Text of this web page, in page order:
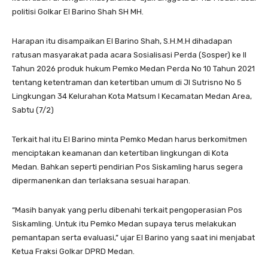
politisi Golkar El Barino Shah SH MH.
Harapan itu disampaikan El Barino Shah, S.H.M.H dihadapan
ratusan masyarakat pada acara Sosialisasi Perda (Sosper) ke II
Tahun 2026 produk hukum Pemko Medan Perda No 10 Tahun 2021
tentang ketentraman dan ketertiban umum di Jl Sutrisno No 5
Lingkungan 34 Kelurahan Kota Matsum I Kecamatan Medan Area,
Sabtu (7/2)
Terkait hal itu El Barino minta Pemko Medan harus berkomitmen
menciptakan keamanan dan ketertiban lingkungan di Kota
Medan. Bahkan seperti pendirian Pos Siskamling harus segera
dipermanenkan dan terlaksana sesuai harapan.
“Masih banyak yang perlu dibenahi terkait pengoperasian Pos
Siskamling. Untuk itu Pemko Medan supaya terus melakukan
pemantapan serta evaluasi,” ujar El Barino yang saat ini menjabat
Ketua Fraksi Golkar DPRD Medan.